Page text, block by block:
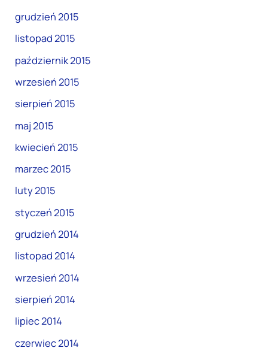
grudzień 2015
listopad 2015
październik 2015
wrzesień 2015
sierpień 2015
maj 2015
kwiecień 2015
marzec 2015
luty 2015
styczeń 2015
grudzień 2014
listopad 2014
wrzesień 2014
sierpień 2014
lipiec 2014
czerwiec 2014